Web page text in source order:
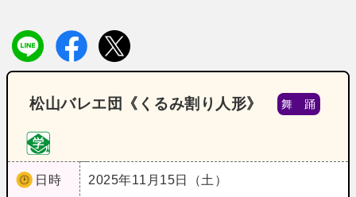
松山バレエ団《くるみ割り人形》 舞 踊
日時
2025年11月15日（土）